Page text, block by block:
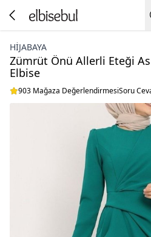
HİJABAYA
Zümrüt Önü Allerli Eteği
Elbise
903 Mağaza DeğerlendirmesiSoru